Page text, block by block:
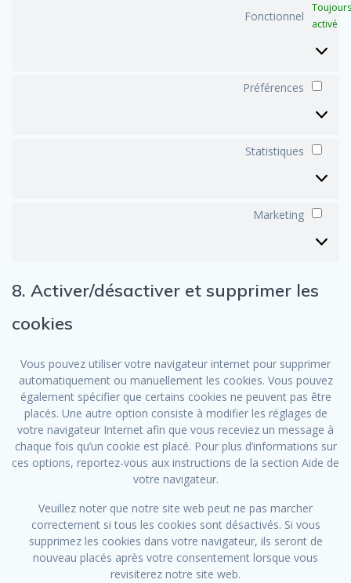
Fonctionnel
Toujours
activé
Préférences
Statistiques
Marketing
8. Activer/désactiver et supprimer les
cookies
Vous pouvez utiliser votre navigateur internet pour supprimer
automatiquement ou manuellement les cookies. Vous pouvez
également spécifier que certains cookies ne peuvent pas être
placés. Une autre option consiste à modifier les réglages de
votre navigateur Internet afin que vous receviez un message à
chaque fois qu’un cookie est placé. Pour plus d’informations sur
ces options, reportez-vous aux instructions de la section Aide de
votre navigateur.
Veuillez noter que notre site web peut ne pas marcher
correctement si tous les cookies sont désactivés. Si vous
supprimez les cookies dans votre navigateur, ils seront de
nouveau placés après votre consentement lorsque vous
revisiterez notre site web.